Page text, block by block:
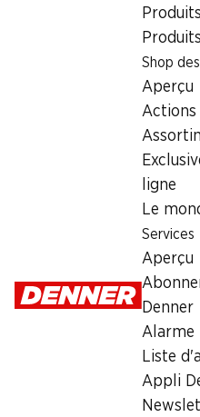
Shop
Aperçu
Actions
ligne
Le
Services
Aperçu
Denner
Alarme
Liste
Appli
Labels et distinctions
Les clients ont